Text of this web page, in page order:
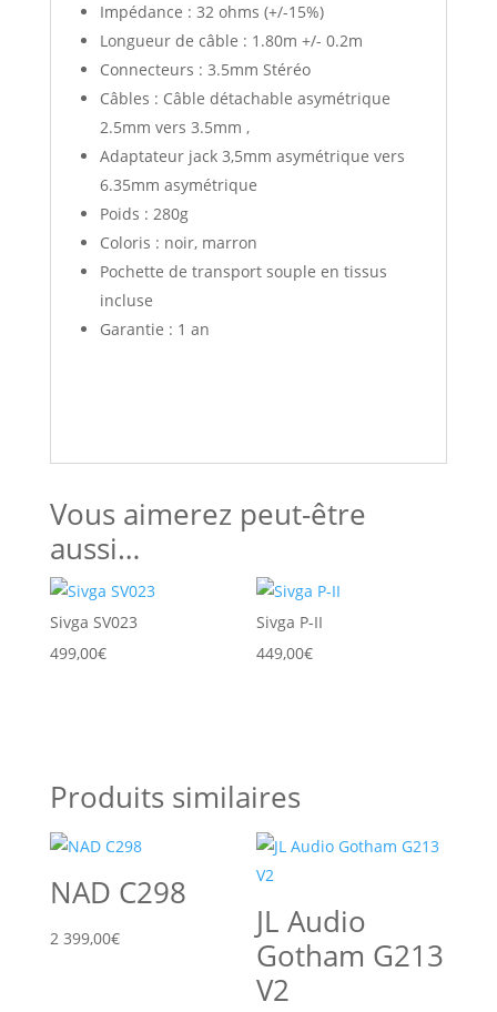
Impédance : 32 ohms (+/-15%)
Longueur de câble : 1.80m +/- 0.2m
Connecteurs : 3.5mm Stéréo
Câbles : Câble détachable asymétrique
2.5mm vers 3.5mm ,
Adaptateur jack 3,5mm asymétrique vers
6.35mm asymétrique
Poids : 280g
Coloris : noir, marron
Pochette de transport souple en tissus
incluse
Garantie : 1 an
Vous aimerez peut-être
aussi…
Sivga SV023
499,00€
Sivga P-II
449,00€
Produits similaires
NAD C298
2 399,00€
JL Audio
Gotham G213
V2